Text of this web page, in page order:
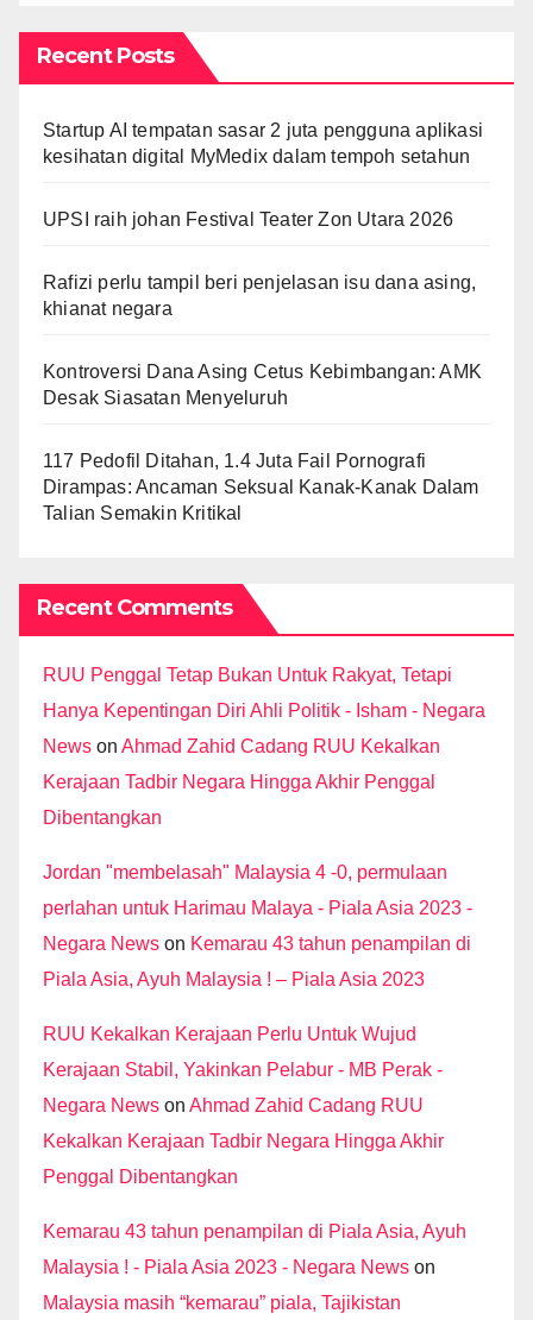
Recent Posts
Startup AI tempatan sasar 2 juta pengguna aplikasi
kesihatan digital MyMedix dalam tempoh setahun
UPSI raih johan Festival Teater Zon Utara 2026
Rafizi perlu tampil beri penjelasan isu dana asing,
khianat negara
Kontroversi Dana Asing Cetus Kebimbangan: AMK
Desak Siasatan Menyeluruh
117 Pedofil Ditahan, 1.4 Juta Fail Pornografi
Dirampas: Ancaman Seksual Kanak-Kanak Dalam
Talian Semakin Kritikal
Recent Comments
RUU Penggal Tetap Bukan Untuk Rakyat, Tetapi
Hanya Kepentingan Diri Ahli Politik - Isham - Negara
News on Ahmad Zahid Cadang RUU Kekalkan
Kerajaan Tadbir Negara Hingga Akhir Penggal
Dibentangkan
Jordan "membelasah" Malaysia 4 -0, permulaan
perlahan untuk Harimau Malaya - Piala Asia 2023 -
Negara News on Kemarau 43 tahun penampilan di
Piala Asia, Ayuh Malaysia ! – Piala Asia 2023
RUU Kekalkan Kerajaan Perlu Untuk Wujud
Kerajaan Stabil, Yakinkan Pelabur - MB Perak -
Negara News on Ahmad Zahid Cadang RUU
Kekalkan Kerajaan Tadbir Negara Hingga Akhir
Penggal Dibentangkan
Kemarau 43 tahun penampilan di Piala Asia, Ayuh
Malaysia ! - Piala Asia 2023 - Negara News on
Malaysia masih “kemarau” piala, Tajikistan